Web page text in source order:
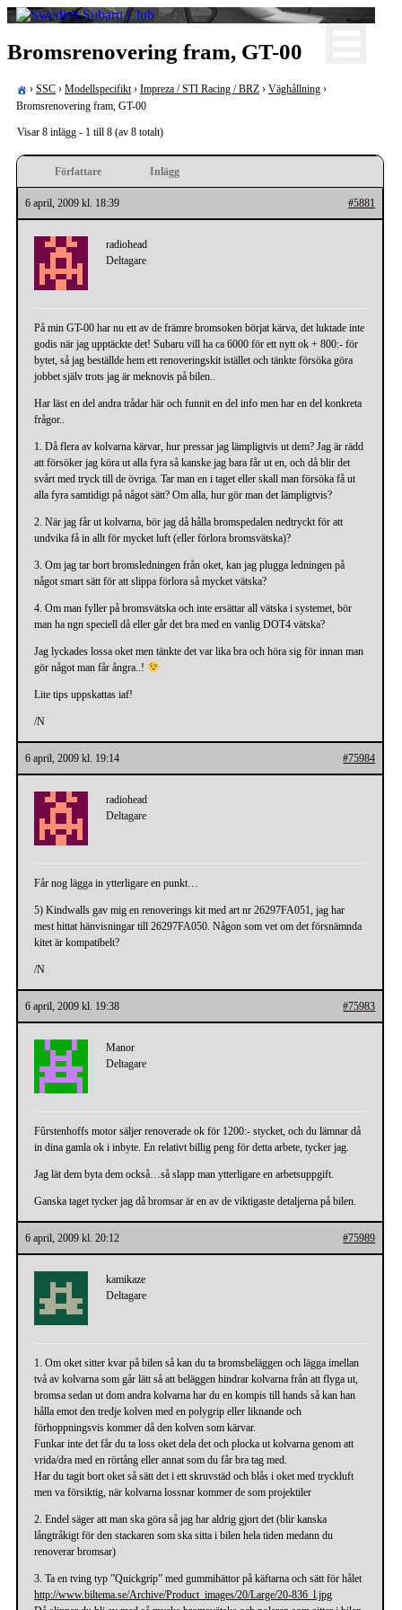
Skip
content
Swedish Subaru Club
För oss som älskar Subaru!
Bromsrenovering fram, GT-00
› SSC › Modellspecifikt › Impreza / STI Racing / BRZ › Väghållning ›
Bromsrenovering fram, GT-00
Visar 8 inlägg - 1 till 8 (av 8 totalt)
Författare Inlägg
6 april, 2009 kl. 18:39 #5881
radiohead
Deltagare
På min GT-00 har nu ett av de främre bromsoken börjat kärva, det luktade inte
godis när jag upptäckte det! Subaru vill ha ca 6000 för ett nytt ok + 800:- för
bytet, så jag beställde hem ett renoveringskit istället och tänkte försöka göra
jobbet själv trots jag är meknovis på bilen..
Har läst en del andra trådar här och funnit en del info men har en del konkreta
frågor..
1. Då flera av kolvarna kärvar, hur pressar jag lämpligtvis ut dem? Jag är rädd
att försöker jag köra ut alla fyra så kanske jag bara får ut en, och då blir det
svårt med tryck till de övriga. Tar man en i taget eller skall man försöka få ut
alla fyra samtidigt på något sätt? Om alla, hur gör man det lämpligtvis?
2. När jag får ut kolvarna, bör jag då hålla bromspedalen nedtryckt för att
undvika få in allt för mycket luft (eller förlora bromsvätska)?
3. Om jag tar bort bromsledningen från oket, kan jag plugga ledningen på
något smart sätt för att slippa förlora så mycket vätska?
4. Om man fyller på bromsvätska och inte ersättar all vätska i systemet, bör
man ha ngn speciell då eller går det bra med en vanlig DOT4 vätska?
Jag lyckades lossa oket men tänkte det var lika bra och höra sig för innan man
gör något man får ångra..!
Lite tips uppskattas iaf!
/N
6 april, 2009 kl. 19:14 #75984
radiohead
Deltagare
Får nog lägga in ytterligare en punkt…
5) Kindwalls gav mig en renoverings kit med art nr 26297FA051, jag har
mest hittat hänvisningar till 26297FA050. Någon som vet om det försnämnda
kitet är kompatibelt?
/N
6 april, 2009 kl. 19:38 #75983
Manor
Deltagare
Fûrstenhoffs motor säljer renoverade ok för 1200:- stycket, och du lämnar då
in dina gamla ok i inbyte. En relativt billig peng för detta arbete, tycker jag.
Jag lät dem byta dem också…så slapp man ytterligare en arbetsuppgift.
Ganska taget tycker jag då bromsar är en av de viktigaste detaljerna på bilen.
6 april, 2009 kl. 20:12 #75989
kamikaze
Deltagare
1. Om oket sitter kvar på bilen så kan du ta bromsbeläggen och lägga imellan
två av kolvarna som går lätt så att beläggen hindrar kolvarna från att flyga ut,
bromsa sedan ut dom andra kolvarna har du en kompis till hands så kan han
hålla emot den tredje kolven med en polygrip eller liknande och
förhoppningsvis kommer då den kolven som kärvar.
Funkar inte det får du ta loss oket dela det och plocka ut kolvarna genom att
vrida/dra med en rörtång eller annat som du får bra tag med.
Har du tagit bort oket så sätt det i ett skruvstäd och blås i oket med tryckluft
men va försiktig, när kolvarna lossnar kommer de som projektiler
2. Endel säger att man ska göra så jag har aldrig gjort det (blir kanska
långtråkigt för den stackaren som ska sitta i bilen hela tiden medann du
renoverar bromsar)
3. Ta en tving typ ”Quickgrip” med gummihättor på käftarna och sätt för hålet
http://www.biltema.se/Archive/Product_images/20/Large/20-836_l.jpg